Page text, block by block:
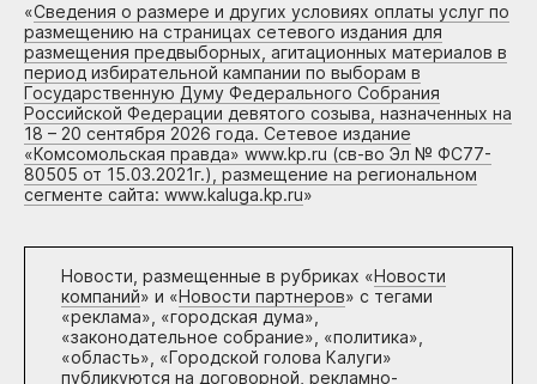
«Сведения о размере и других условиях оплаты услуг по
размещению на страницах сетевого издания для
размещения предвыборных, агитационных материалов в
период избирательной кампании по выборам в
Государственную Думу Федерального Собрания
Российской Федерации девятого созыва, назначенных на
18 – 20 сентября 2026 года. Сетевое издание
«Комсомольская правда» www.kp.ru (св-во Эл № ФС77-
80505 от 15.03.2021г.), размещение на региональном
сегменте сайта: www.kaluga.kp.ru»
Новости, размещенные в рубриках «Новости
компаний» и «Новости партнеров» с тегами
«реклама», «городская дума»,
«законодательное собрание», «политика»,
«область», «Городской голова Калуги»
публикуются на договорной, рекламно-